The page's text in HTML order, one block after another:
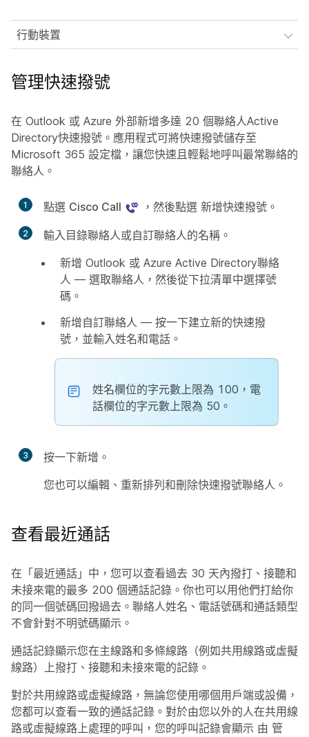
行動裝置
管理快速撥號
在 Outlook 或 Azure 外部新增多達 20 個聯絡人Active
Directory快速撥號。應用程式可將快速撥號儲存至
Microsoft 365 設定檔，讓您快速且輕鬆地呼叫最常聯絡的
聯絡人。
1 點選 Cisco Call ，然後點選 新增快速撥號 。
2
輸入目錄聯絡人或自訂聯絡人的名稱。
新增 Outlook 或 Azure Active Directory聯絡
人 — 選取聯絡人，然後從下拉清單中選擇號
碼。
新增自訂聯絡人 — 按一下建立新的快速撥
號 ，並輸入姓名和電話 。
姓名欄位的字元數上限為 100， 電
話欄位的字元數上限為 50。
3 按一下新增 。
您也可以編輯、重新排列和刪除快速撥號聯絡人。
查看最近通話
在「最近通話」中，您可以查看過去 30 天內撥打、接聽和
未接來電的最多 200 個通話記錄。你也可以用他們打給你
的同一個號碼回撥過去。聯絡人姓名、電話號碼和通話類型
不會針對不明號碼顯示。
通話記錄顯示您在主線路和多條線路（例如共用線路或虛擬
線路）上撥打、接聽和未接來電的記錄。
對於共用線路或虛擬線路，無論您使用哪個用戶端或設備，
您都可以查看一致的通話記錄。對於由您以外的人在共用線
路或虛擬線路上處理的呼叫，您的呼叫記錄會顯示 由 管